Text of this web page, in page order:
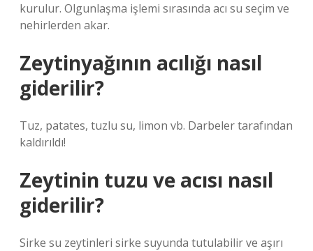
kurulur. Olgunlaşma işlemi sırasında acı su seçim ve
nehirlerden akar.
Zeytinyağının acılığı nasıl
giderilir?
Tuz, patates, tuzlu su, limon vb. Darbeler tarafından
kaldırıldı!
Zeytinin tuzu ve acısı nasıl
giderilir?
Sirke su zeytinleri sirke suyunda tutulabilir ve aşırı